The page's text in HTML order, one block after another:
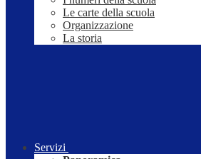
Le carte della scuola
Organizzazione
La storia
Servizi